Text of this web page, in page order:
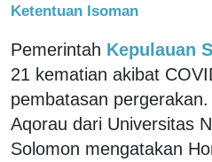
Ketentuan Isoman
Pemerintah Kepulauan
21 kematian akibat
pembatasan
Aqorau dari Universitas
Solomon mengatakan